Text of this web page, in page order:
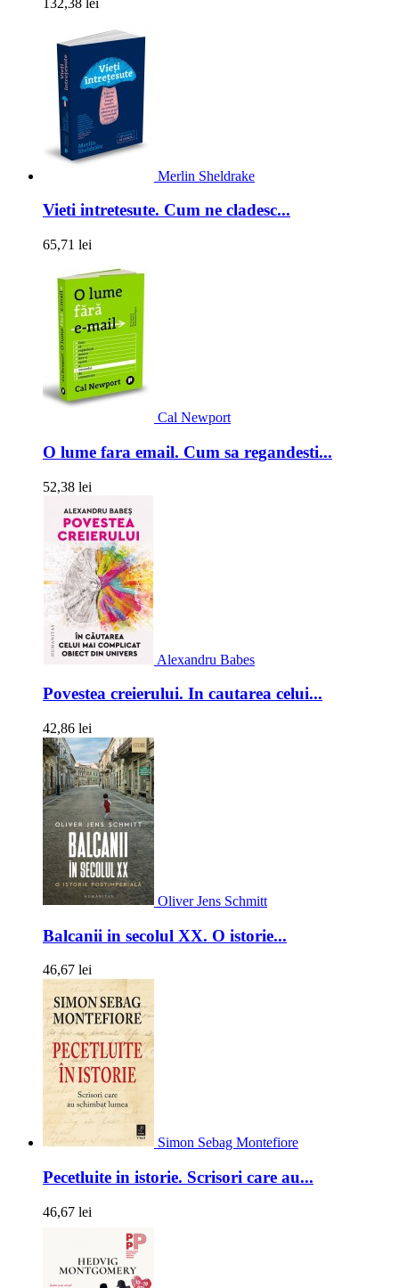
Merlin Sheldrake
Vieti intretesute. Cum ne cladesc...
65,71 lei
Cal Newport
O lume fara email. Cum sa regandesti...
52,38 lei
Alexandru Babes
Povestea creierului. In cautarea celui...
42,86 lei
Oliver Jens Schmitt
Balcanii in secolul XX. O istorie...
46,67 lei
Simon Sebag Montefiore
Pecetluite in istorie. Scrisori care au...
46,67 lei